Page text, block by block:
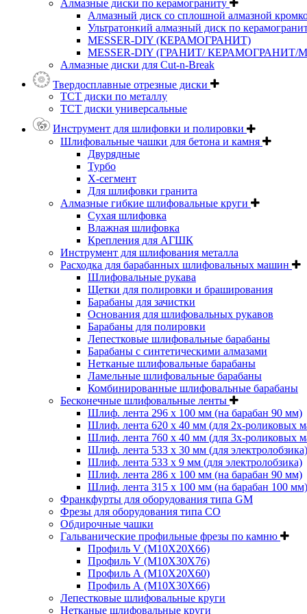
Алмазные диски по керамограниту
Алмазный диск со сплошной алмазной
Ультратонкий алмазный диск по
MESSER-DIY (КЕРАМОГРАНИТ)
MESSER-DIY (ГРАНИТ/ КЕРАМОГРАНИТ/
Алмазные диски для Cut-n-Break
Твердосплавные отрезные диски
ТСТ диски по металлу
ТСТ диски универсальные
Инструмент для шлифовки и полировки
Шлифовальные чашки для бетона и камня
Двурядные
Турбо
Х-сегмент
Для шлифовки гранита
Алмазные гибкие шлифовальные круги
Cухая шлифовка
Влажная шлифовка
Крепления для АГШК
Инструмент для шлифования металла
Расходка для барабанных шлифовальных машин
Шлифовальные рукава
Щетки для полировки и браширования
Барабаны для зачистки
Основания для шлифовальных рукавов
Барабаны для полировки
Лепестковые шлифовальные барабаны
Барабаны с синтетическими алмазами
Нетканые шлифовальные барабаны
Ламельные шлифовальные барабаны
Комбинированные шлифовальные барабаны
Бесконечные шлифовальные ленты
Шлиф. лента 296 х 100 мм (на барабан 90 мм)
Шлиф. лента 620 х 40 мм (для 2х-роликовых
Шлиф. лента 760 х 40 мм (для 3х-роликовых
Шлиф. лента 533 х 30 мм (для электролобзика)
Шлиф. лента 533 х 9 мм (для электролобзика)
Шлиф. лента 286 х 100 мм (на барабан 90 мм)
Шлиф. лента 315 х 100 мм (на барабан 100 мм)
Франкфурты для оборудования типа GM
Фрезы для оборудования типа СО
Обдирочные чашки
Гальванические профильные фрезы по камню
Профиль V (M10X20X66)
Профиль V (M10X30X76)
Профиль А (М10Х20Х60)
Профиль А (М10Х30Х66)
Лепестковые шлифовальные круги
Нетканые шлифовальные круги